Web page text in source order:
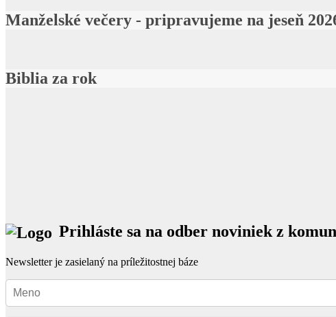
Manželské večery - pripravujeme na jeseň
Biblia za rok
Prihláste sa na odber noviniek z
Newsletter je zasielaný na príležitostnej báze